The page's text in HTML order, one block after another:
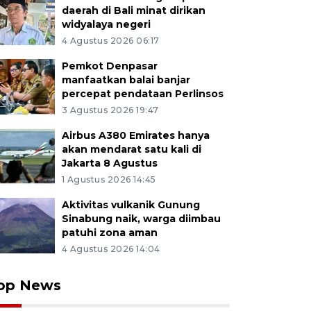
daerah di Bali minat dirikan
widyalaya negeri
4 Agustus 2026 06:17
Pemkot Denpasar
manfaatkan balai banjar
percepat pendataan Perlinsos
3 Agustus 2026 19:47
Airbus A380 Emirates hanya
akan mendarat satu kali di
Jakarta 8 Agustus
1 Agustus 2026 14:45
Aktivitas vulkanik Gunung
Sinabung naik, warga diimbau
patuhi zona aman
4 Agustus 2026 14:04
News